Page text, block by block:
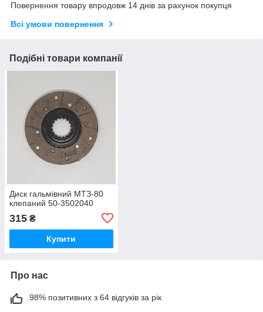
Повернення товару впродовж 14 днів за рахунок покупця
Всі умови повернення
Подібні товари компанії
Диск гальмівний МТЗ-80
клепаний 50-3502040
315 ₴
Купити
Про нас
98% позитивних з 64 відгуків за рік